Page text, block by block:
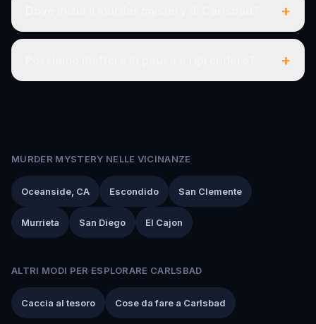
+
+
MURDER MYSTERY NELLE VICINANZE
Oceanside, CA Escondido San Clemente
Murrieta San Diego El Cajon
ALTRI MODI PER ESPLORARE CARLSBAD
Caccia al tesoro Cose da fare a Carlsbad